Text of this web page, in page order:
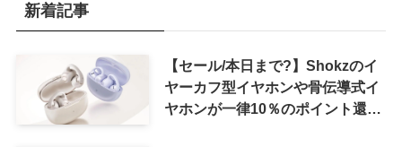
新着記事
【セール/本日まで?】Shokzのイ
ヤーカフ型イヤホンや骨伝導式イ
ヤホンが一律10％のポイント還元